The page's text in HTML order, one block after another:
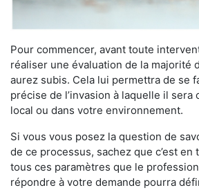
Pour commencer, avant toute
réaliser une évaluation de la majorité
aurez subis. Cela lui permettra de se
précise de l’invasion à laquelle il
local ou dans votre environnement.
Si vous vous posez la question de
de ce processus, sachez que c’est en
tous ces paramètres que le
répondre à votre demande pourra